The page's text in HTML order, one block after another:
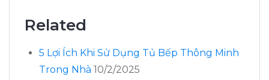
Related
5 Lợi Ích Khi Sử Dụng Tủ Bếp Thông Minh
Trong Nhà 10/2/2025